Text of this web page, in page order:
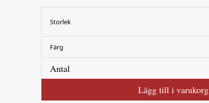
Storlek
Färg
Antal
Lägg till i varukorg